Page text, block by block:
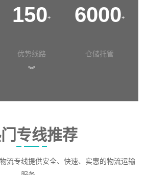
150+
优势线路
6000+
仓储托管
︾
专线推荐
流专线提供安全、快速、实惠的物流运输